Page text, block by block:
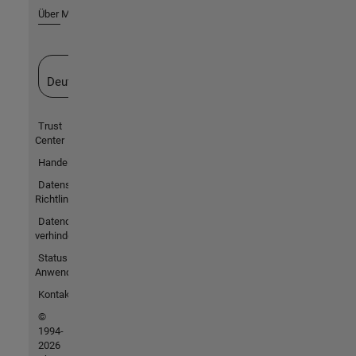
Über MathWorks
Deutschland
Trust
Center
Handelsmarken
Datenschutz-
Richtlinien
Datendiebstahl
verhindern
Status von
Anwendungen
Kontakt
©
1994-
2026